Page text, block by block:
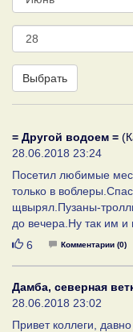
День
Выбрать
= Другой водоем =
28.06.2018 23:24
Посетил любимые
только в
щвырял.Пузаны-
до вечера.Ну так им и
Нравится
6 Комментарии (0)
Дамба, северная
28.06.2018 23:02
Привет коллеги,